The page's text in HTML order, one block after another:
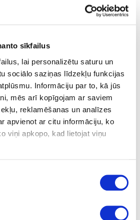
sīkfailus
lai personalizētu saturu un
sociālo saziņas līdzekļu funkcijas
Informāciju par to, kā jūs
mēs arī kopīgojam ar saviem
reklamēšanas un analīzes
apvienot ar citu informāciju, ko
viņi apkopo, kad lietojat viņu
pasūtījums 06-R20367-NW-38-60